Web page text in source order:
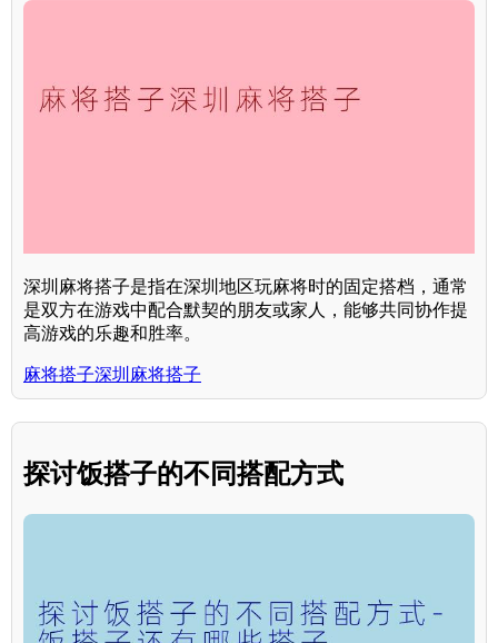
深圳麻将搭子是指在深圳地区玩麻将时的固定搭档，通常
是双方在游戏中配合默契的朋友或家人，能够共同协作提
高游戏的乐趣和胜率。
麻将搭子深圳麻将搭子
探讨饭搭子的不同搭配方式